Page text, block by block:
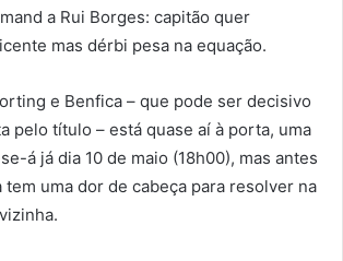
a Rui Borges: capitão quer
mas dérbi pesa na equação.
e Benfica – que pode ser decisivo
pelo título – está quase aí à porta, uma
á já dia 10 de maio (18h00), mas antes
tem uma dor de cabeça para resolver na